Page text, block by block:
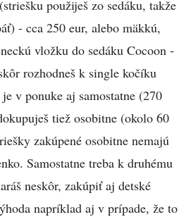
použiješ zo sedáku, takže
- cca 250 eur, alebo mäkkú,
vložku do sedáku Cocoon -
rozhodneš k single kočíku
v ponuke aj samostatne (270
tiež osobitne (okolo 60
zakúpené osobitne nemajú
Samostatne treba k druhému
neskôr, zakúpiť aj detské
napríklad aj v prípade, že to